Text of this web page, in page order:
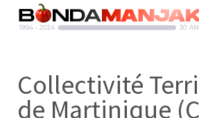
Collectivité
de Martinique